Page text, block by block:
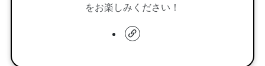
をお楽しみください！